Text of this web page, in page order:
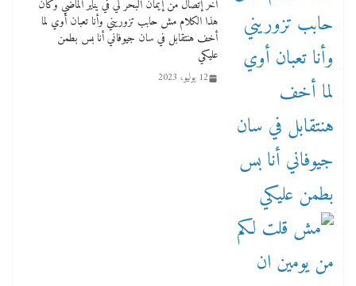
آخر إتصال من إيمان البحر لي في يناير الماضي وكان
هذا الكلام مش حابب تزوريني وأنا تعبان أوي لما
أخف هنتقابل في سان جيوفاني أنا بس بطمن
عليكي
12 يوليو، 2023